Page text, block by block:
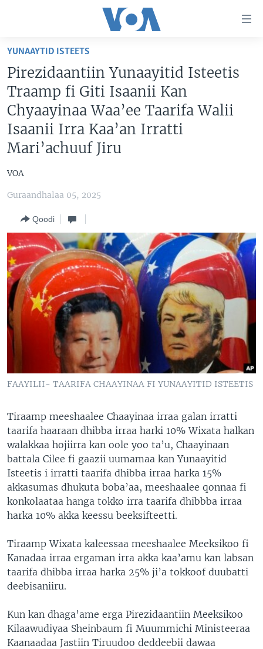
seenan
gabaasaatti
darbi
Gara
ijootti
deebi'i
barbaadduutti
cehi
ITOOPHIYAA|EERTIRAA
AFRIKAA
YUNAAYTID ISTEETS
ADDUNYAA
TAMSAASA GUYAADHAA GUYYAA
VIIDIYOO
VOA60 AFRIKAA
VOA60 ADDUNYAA
TAMSAASA SAGALEEN
IBSA GULAALAA MOOTUMMAA YUNAAYTID ISTEETS
Afaanoota
YUNAAYTID ISTEETS
Pirezidaantiin Yunaayitid Isteetis
Traamp fi Giti Isaanii Kan
Chyaayinaa Waa’ee Taarifa Walii
Isaanii Irra Kaa’an Irratti
Mari’achuuf Jiru
VOA
Guraandhalaa 05, 2025
Qoodi
FAAYILII- TAARIFA CHAAYINAA FI YUNAAYITID ISTEETIS
Tiraamp meeshaalee Chaayinaa irraa galan irratti
taarifa haaraan dhibba irraa harki 10% Wixata halkan
walakkaa hojiirra kan oole yoo ta’u, Chaayinaan
battala Cilee fi gaazii uumamaa kan Yunaayitid
Isteetis i irratti taarifa dhibba irraa harka 15%
akkasumas dhukuta boba’aa, meeshaalee qonnaa fi
konkolaataa hanga tokko irra taarifa dhibbba irraa
harka 10% akka keessu beeksifteetti.
Tiraamp Wixata kaleessaa meeshaalee Meeksikoo fi
Kanadaa irraa ergaman irra akka kaa’amu kan labsan
taarifa dhibba irraa harka 25% ji’a tokkoof duubatti
deebisaniiru.
Kun kan dhaga’ame erga Pirezidaantiin Meeksikoo
Kilaawudiyaa Sheinbaum fi Muummichi Ministeeraa
Kaanaadaa Jastiin Tiruudoo deddeebii dawaa